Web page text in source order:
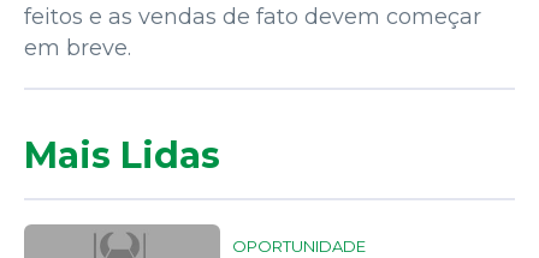
feitos e as vendas de fato devem começar
em breve.
Mais Lidas
OPORTUNIDADE